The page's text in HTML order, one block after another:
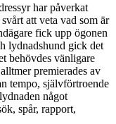
har påverkat
att veta vad som är
fick upp ögonen
lydnadshund gick det
behövdes vänligare
premierades av
tempo, självförtroende
något
spår, rapport,